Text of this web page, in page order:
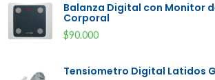
Balanza Digital con Monitor
Corporal
$90.000
Tensiometro Digital Latidos